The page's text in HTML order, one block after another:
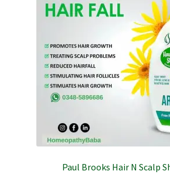
Paul Brooks Hair N Scalp